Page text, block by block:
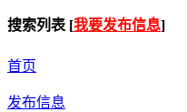
搜索列表 [我要发布信息]
首页
发布信息